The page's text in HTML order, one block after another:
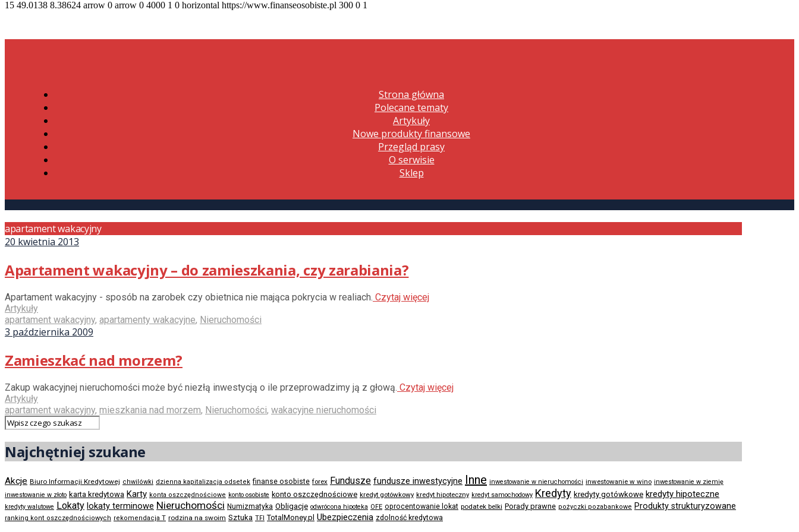
15 49.0138 8.38624 arrow 0 arrow 0 4000 1 0 horizontal https://www.finanseosobiste.pl 300 0 1
Strona główna
Polecane tematy
Artykuły
Nowe produkty finansowe
Przegląd prasy
O serwisie
Sklep
apartament wakacyjny
20 kwietnia 2013
Apartament wakacyjny – do zamieszkania, czy zarabiania?
Apartament wakacyjny - sposób na zarobek czy obietnica nie mająca pokrycia w realiach. Czytaj więcej
Artykuły
apartament wakacyjny, apartamenty wakacyjne, Nieruchomości
3 października 2009
Zamieszkać nad morzem?
Zakup wakacyjnej nieruchomości może być niezłą inwestycją o ile przeprowadzimy ją z głową. Czytaj więcej
Artykuły
apartament wakacyjny, mieszkania nad morzem, Nieruchomości, wakacyjne nieruchomości
Najchętniej szukane
Akcje Biuro Informacji Kredytowej chwilówki dzienna kapitalizacja odsetek finanse osobiste forex Fundusze fundusze inwestycyjne Inne inwestowanie w nieruchomości inwestowanie w wino inwestowanie w ziemię
inwestowanie w złoto karta kredytowa Karty konta oszczędnościowe konto osobiste konto oszczędnościowe kredyt gotówkowy kredyt hipoteczny kredyt samochodowy Kredyty kredyty gotówkowe kredyty hipoteczne
kredyty walutowe Lokaty lokaty terminowe Nieruchomości Numizmatyka Obligacje odwrócona hipoteka OFE oprocentowanie lokat podatek belki Porady prawne pożyczki pozabankowe Produkty strukturyzowane
ranking kont oszczędnościowych rekomendacja T rodzina na swoim Sztuka TFI TotalMoney.pl Ubezpieczenia zdolność kredytowa